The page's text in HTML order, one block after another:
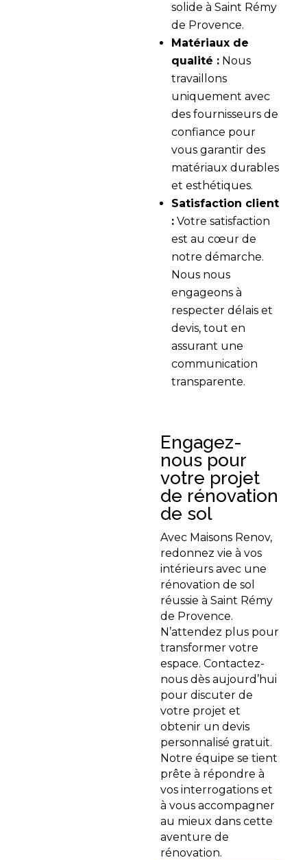
solide à Saint Rémy
de Provence.
Matériaux de
qualité : Nous
travaillons
uniquement avec
des fournisseurs de
confiance pour
vous garantir des
matériaux durables
et esthétiques.
Satisfaction client
: Votre satisfaction
est au cœur de
notre démarche.
Nous nous
engageons à
respecter délais et
devis, tout en
assurant une
communication
transparente.
Engagez-
nous pour
votre projet
de rénovation
de sol
Avec Maisons Renov,
redonnez vie à vos
intérieurs avec une
rénovation de sol
réussie à Saint Rémy
de Provence.
N’attendez plus pour
transformer votre
espace. Contactez-
nous dès aujourd’hui
pour discuter de
votre projet et
obtenir un devis
personnalisé gratuit.
Notre équipe se tient
prête à répondre à
vos interrogations et
à vous accompagner
au mieux dans cette
aventure de
rénovation.